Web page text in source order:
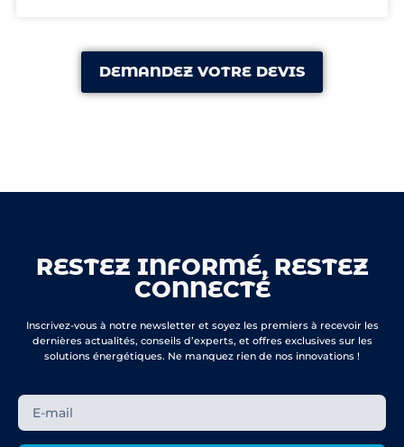
DEMANDEZ VOTRE DEVIS
RESTEZ INFORMÉ, RESTEZ
CONNECTÉ
Inscrivez-vous à notre newsletter et soyez les premiers à recevoir les
dernières actualités, conseils d’experts, et offres exclusives sur les
solutions énergétiques. Ne manquez rien de nos innovations !